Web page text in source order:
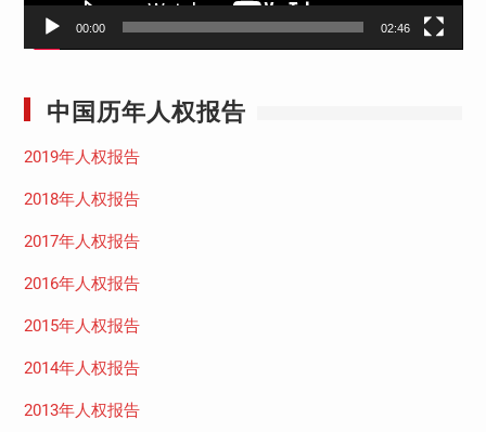
00:00 02:46
中国历年人权报告
2019年人权报告
2018年人权报告
2017年人权报告
2016年人权报告
2015年人权报告
2014年人权报告
2013年人权报告